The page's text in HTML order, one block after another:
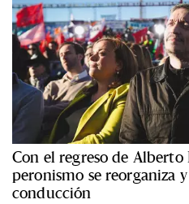
Con el regreso de Alberto
peronismo se reorganiza
conducción